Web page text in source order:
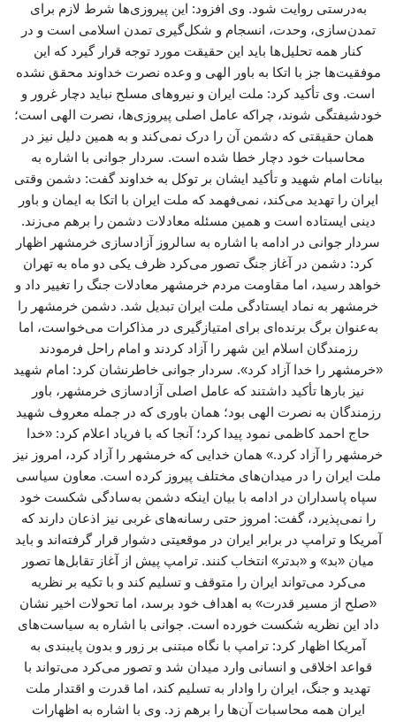
به‌درستی روایت شود. وی افزود: این پیروزی‌ها شرط لازم برای
تمدن‌سازی، وحدت، انسجام و شکل‌گیری تمدن اسلامی است و در
کنار همه تحلیل‌ها باید این حقیقت مورد توجه قرار گیرد که این
موفقیت‌ها جز با اتکا به باور الهی و وعده نصرت خداوند محقق نشده
است. وی تأکید کرد: ملت ایران و نیروهای مسلح نباید دچار غرور و
خودشیفتگی شوند، چراکه عامل اصلی پیروزی‌ها، نصرت الهی است؛
همان حقیقتی که دشمن آن را درک نمی‌کند و به همین دلیل نیز در
محاسبات خود دچار خطا شده است. سردار جوانی با اشاره به
بیانات امام شهید و تأکید ایشان بر توکل به خداوند گفت: دشمن وقتی
ایران را تهدید می‌کند، نمی‌فهمد که ملت ایران با اتکا به ایمان و باور
دینی ایستاده است و همین مسئله معادلات دشمن را برهم می‌زند.
سردار جوانی در ادامه با اشاره به سالروز آزادسازی خرمشهر اظهار
کرد: دشمن در آغاز جنگ تصور می‌کرد ظرف یکی دو ماه به تهران
خواهد رسید، اما مقاومت مردم خرمشهر معادلات جنگ را تغییر داد و
خرمشهر به نماد ایستادگی ملت ایران تبدیل شد. دشمن خرمشهر را
به‌عنوان برگ برنده‌ای برای امتیازگیری در مذاکرات می‌خواست، اما
رزمندگان اسلام این شهر را آزاد کردند و امام راحل فرمودند
«خرمشهر را خدا آزاد کرد». سردار جوانی خاطرنشان کرد: امام شهید
نیز بارها تأکید داشتند که عامل اصلی آزادسازی خرمشهر، باور
رزمندگان به نصرت الهی بود؛ همان باوری که در جمله معروف شهید
حاج احمد کاظمی نمود پیدا کرد؛ آنجا که با فریاد اعلام کرد: «خدا
خرمشهر را آزاد کرد.» همان خدایی که خرمشهر را آزاد کرد، امروز نیز
ملت ایران را در میدان‌های مختلف پیروز کرده است. معاون سیاسی
سپاه پاسداران در ادامه با بیان اینکه دشمن به‌سادگی شکست خود
را نمی‌پذیرد، گفت: امروز حتی رسانه‌های غربی نیز اذعان دارند که
آمریکا و ترامپ در برابر ایران در موقعیتی دشوار قرار گرفته‌اند و باید
میان «بد» و «بدتر» انتخاب کنند. ترامپ پیش از آغاز تقابل‌ها تصور
می‌کرد می‌تواند ایران را متوقف و تسلیم کند و با تکیه بر نظریه
«صلح از مسیر قدرت» به اهداف خود برسد، اما تحولات اخیر نشان
داد این نظریه شکست خورده است. جوانی با اشاره به سیاست‌های
آمریکا اظهار کرد: ترامپ با نگاه مبتنی بر زور و بدون پایبندی به
قواعد اخلاقی و انسانی وارد میدان شد و تصور می‌کرد می‌تواند با
تهدید و جنگ، ایران را وادار به تسلیم کند، اما قدرت و اقتدار ملت
ایران همه محاسبات آن‌ها را برهم زد. وی با اشاره به اظهارات